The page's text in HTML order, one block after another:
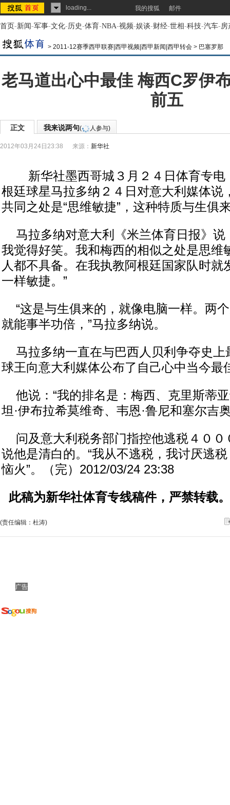
loading... 我的搜狐 邮件
首页-新闻-军事-文化-历史-体育-NBA-视频-娱谈-财经-世相-科技-汽车-房
> 2011-12赛季西甲联赛|西甲视频|西甲新闻|西甲转会 > 巴塞罗那
老马道出心中最佳 梅西C罗伊
前五
正文 我来说两句( 人参与)
2012年03月24日23:38 来源： 新华社
新华社墨西哥城３月２４日体育专电
根廷球星马拉多纳２４日对意大利媒体说
共同之处是“思维敏捷”，这种特质与生俱
马拉多纳对意大利《米兰体育日报》说
我觉得好笑。我和梅西的相似之处是思维
人都不具备。在我执教阿根廷国家队时就
一样敏捷。”
“这是与生俱来的，就像电脑一样。两
就能事半功倍，”马拉多纳说。
马拉多纳一直在与巴西人贝利争夺史上
球王向意大利媒体公布了自己心中当今最
他说：“我的排名是：梅西、克里斯蒂
坦·伊布拉希莫维奇、韦恩·鲁尼和塞尔吉
问及意大利税务部门指控他逃税４００
说他是清白的。“我从不逃税，我讨厌逃
恼火”。（完）2012/03/24 23:38
此稿为新华社体育专线稿件，严禁转载。
(责任编辑：杜涛)
广告